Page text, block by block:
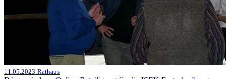
11.05.2023 Rathaus